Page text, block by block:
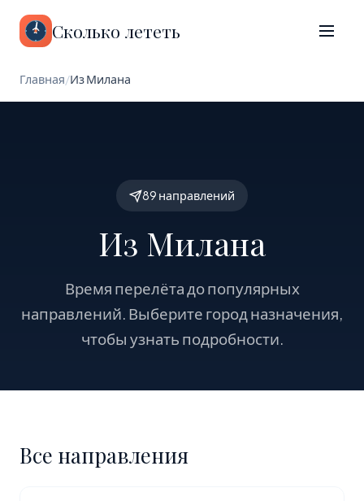
Сколько лететь
Главная/Из Милана
89 направлений
Из Милана
Время перелёта до популярных
направлений. Выберите город назначения,
чтобы узнать подробности.
Все направления